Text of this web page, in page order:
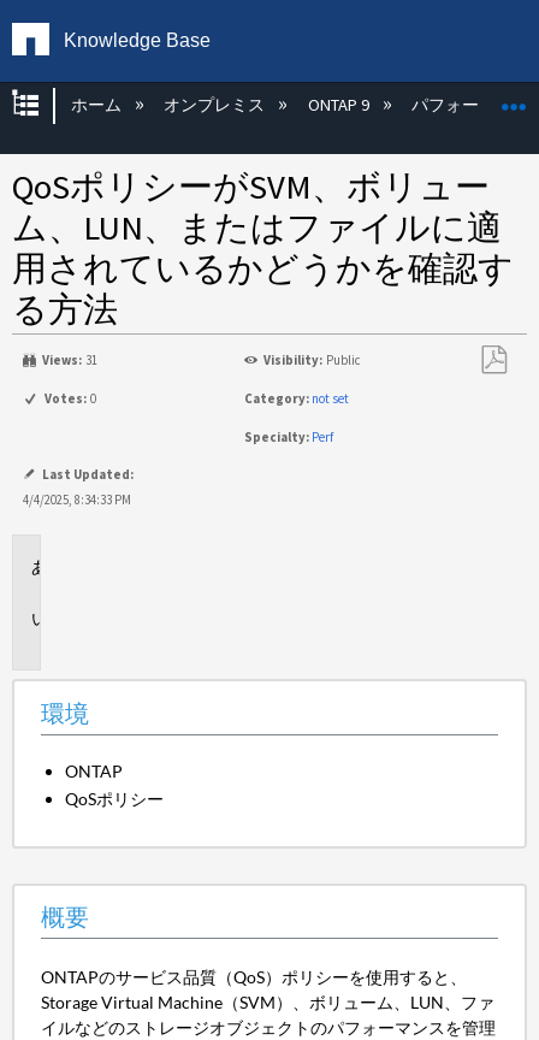
Knowledge Base
グローバル階層を展開/折りたたむ
ホーム オンプレミス ONTAP 9 パフォーマンス
QoSポリシーがSVM、ボリュー
ム、LUN、またはファイルに適
用されているかどうかを確認す
る方法
Views: 31 Visibility: Public
Votes: 0 Category: not set
Specialty: Perf
Last Updated:
4/4/2025, 8:34:33 PM
環境
ONTAP
QoSポリシー
概要
ONTAPのサービス品質（QoS）ポリシーを使用すると、
Storage Virtual Machine（SVM）、ボリューム、LUN、ファ
イルなどのストレージオブジェクトのパフォーマンスを管理